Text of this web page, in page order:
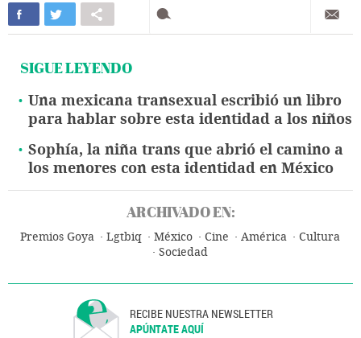
SIGUE LEYENDO
Una mexicana transexual escribió un libro
para hablar sobre esta identidad a los niños
Sophía, la niña trans que abrió el camino a
los menores con esta identidad en México
ARCHIVADO EN:
Premios Goya Lgtbiq México Cine América
Cultura
Sociedad
RECIBE NUESTRA NEWSLETTER
APÚNTATE AQUÍ